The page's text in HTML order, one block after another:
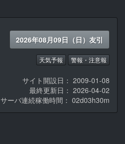
2026年08月09日（日）友引
天気予報 警報・注意報
サイト開設日： 2009-01-08
最終更新日： 2026-04-02
サーバ連続稼働時間： 02d03h30m